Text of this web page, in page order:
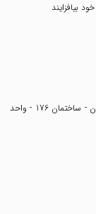
بیافزایند
تهران - گلستان - بلوار گلستان - میدان ارغون - ساختمان 176 - واحد